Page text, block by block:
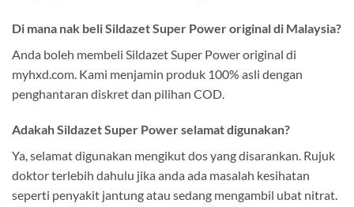
Di mana nak beli Sildazet Super Power original di Malaysia?
Anda boleh membeli Sildazet Super Power original di
myhxd.com. Kami menjamin produk 100% asli dengan
penghantaran diskret dan pilihan COD.
Adakah Sildazet Super Power selamat digunakan?
Ya, selamat digunakan mengikut dos yang disarankan. Rujuk
doktor terlebih dahulu jika anda ada masalah kesihatan
seperti penyakit jantung atau sedang mengambil ubat nitrat.